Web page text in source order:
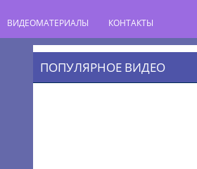
ВИДЕОМАТЕРИАЛЫ КОНТАКТЫ
ПОПУЛЯРНОЕ ВИДЕО